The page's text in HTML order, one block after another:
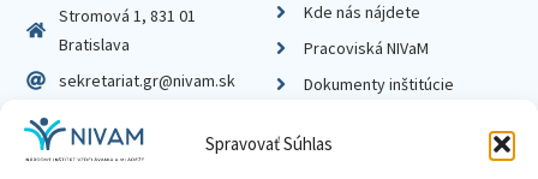
Spravovať Súhlas
Stromová 1, 831 01
Bratislava
sekretariat.gr@nivam.sk
IČO: 00164348
DIČ: 2020798714
Kde nás nájdete
Pracoviská NIVaM
Dokumenty inštitúcie